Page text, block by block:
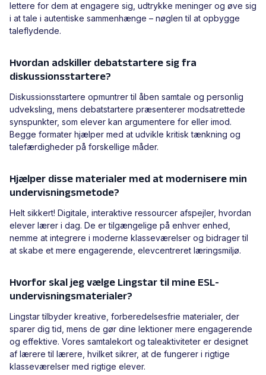
lettere for dem at engagere sig, udtrykke meninger og øve sig
i at tale i autentiske sammenhænge – nøglen til at opbygge
taleflydende.
Hvordan adskiller debatstartere sig fra
diskussionsstartere?
Diskussionsstartere opmuntrer til åben samtale og personlig
udveksling, mens debatstartere præsenterer modsatrettede
synspunkter, som elever kan argumentere for eller imod.
Begge formater hjælper med at udvikle kritisk tænkning og
talefærdigheder på forskellige måder.
Hjælper disse materialer med at modernisere min
undervisningsmetode?
Helt sikkert! Digitale, interaktive ressourcer afspejler, hvordan
elever lærer i dag. De er tilgængelige på enhver enhed,
nemme at integrere i moderne klasseværelser og bidrager til
at skabe et mere engagerende, elevcentreret læringsmiljø.
Hvorfor skal jeg vælge Lingstar til mine ESL-
undervisningsmaterialer?
Lingstar tilbyder kreative, forberedelsesfrie materialer, der
sparer dig tid, mens de gør dine lektioner mere engagerende
og effektive. Vores samtalekort og taleaktiviteter er designet
af lærere til lærere, hvilket sikrer, at de fungerer i rigtige
klasseværelser med rigtige elever.